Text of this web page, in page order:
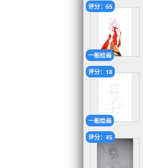
一般绘画
评分：65
一般绘画
评分：18
评分：45